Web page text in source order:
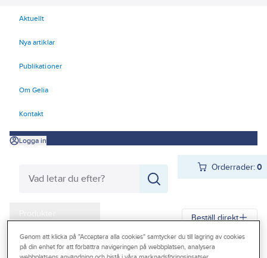
Aktuellt
Nya artiklar
Publikationer
Om Gelia
Kontakt
Logga in
Orderrader:0
Produkter
Kampanjer
Beställ direkt
Gelia Produkter Förbrukningsvaror
Slangar och tillbehör
Genom att klicka på "Acceptera alla cookies" samtycker du till lagring av cookies
på din enhet för att förbättra navigeringen på webbplatsen, analysera